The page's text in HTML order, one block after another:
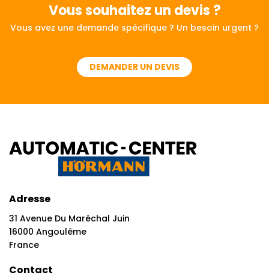
Vous souhaitez un devis ?
Vous avez une demande spécifique ? Un besoin urgent ?
DEMANDER UN DEVIS
Adresse
31 Avenue Du Maréchal Juin
16000 Angoulême
France
Contact